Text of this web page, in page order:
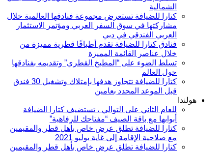
الشمالية
كتارا للضيافة تستعرض مجموعة فنادقها العالمية خلال
مشاركتها في سوق السفر العربي ومؤتمر الاستثمار
العربي الفندقي في دبي
فنادق كتارا للضيافة تقدم أطباقًا قطرية مميزة من
خلال عناصر القائمة المميزة
تسلط الضوء على “المطبخ القطري” وتقديمه بفنادقها
حول العالم
كتارا للضيافة تتجاوز هدفها بإمتلاك وتشغيل 30 فندق
قبل الموعد المحدد بعامين
هولندا
للعام الثاني على التوالي ، تستضيف كتارا الضيافة
أبوابها مع باقة الصيف “مفتاحك للرفاهية”
كتارا للضيافة تطلق عرض خاص بأهل قطر والمقيمين
مع صلاحية الإقامة إلى غاية يوليو 2021
كتارا للضيافة تطلق عرض خاص بأهل قطر والمقيمين